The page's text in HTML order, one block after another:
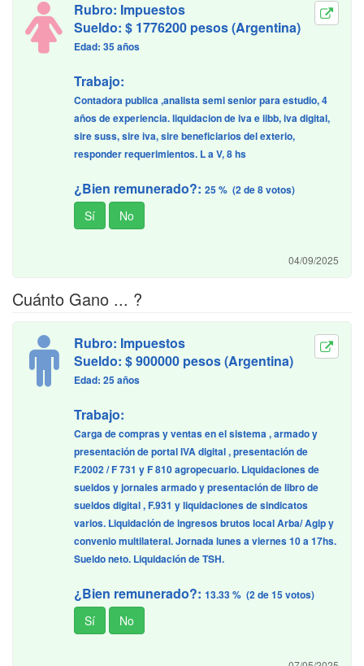
Rubro: Impuestos
Sueldo: $ 1776200 pesos (Argentina)
Edad: 35 años
Trabajo:
Contadora publica ,analista semi senior para estudio, 4
años de experiencia. liquidacion de iva e iibb, iva digital,
sire suss, sire iva, sire beneficiarios del exterio,
responder requerimientos. L a V, 8 hs
¿Bien remunerado?: 25 % (2 de 8 votos)
04/09/2025
Cuánto Gano ... ?
Rubro: Impuestos
Sueldo: $ 900000 pesos (Argentina)
Edad: 25 años
Trabajo:
Carga de compras y ventas en el sistema , armado y
presentación de portal IVA digital , presentación de
F.2002 / F 731 y F 810 agropecuario. Liquidaciones de
sueldos y jornales armado y presentación de libro de
sueldos digital , F.931 y liquidaciones de sindicatos
varios. Liquidación de ingresos brutos local Arba/ Agip y
convenio multilateral. Jornada lunes a viernes 10 a 17hs.
Sueldo neto. Liquidación de TSH.
¿Bien remunerado?: 13.33 % (2 de 15 votos)